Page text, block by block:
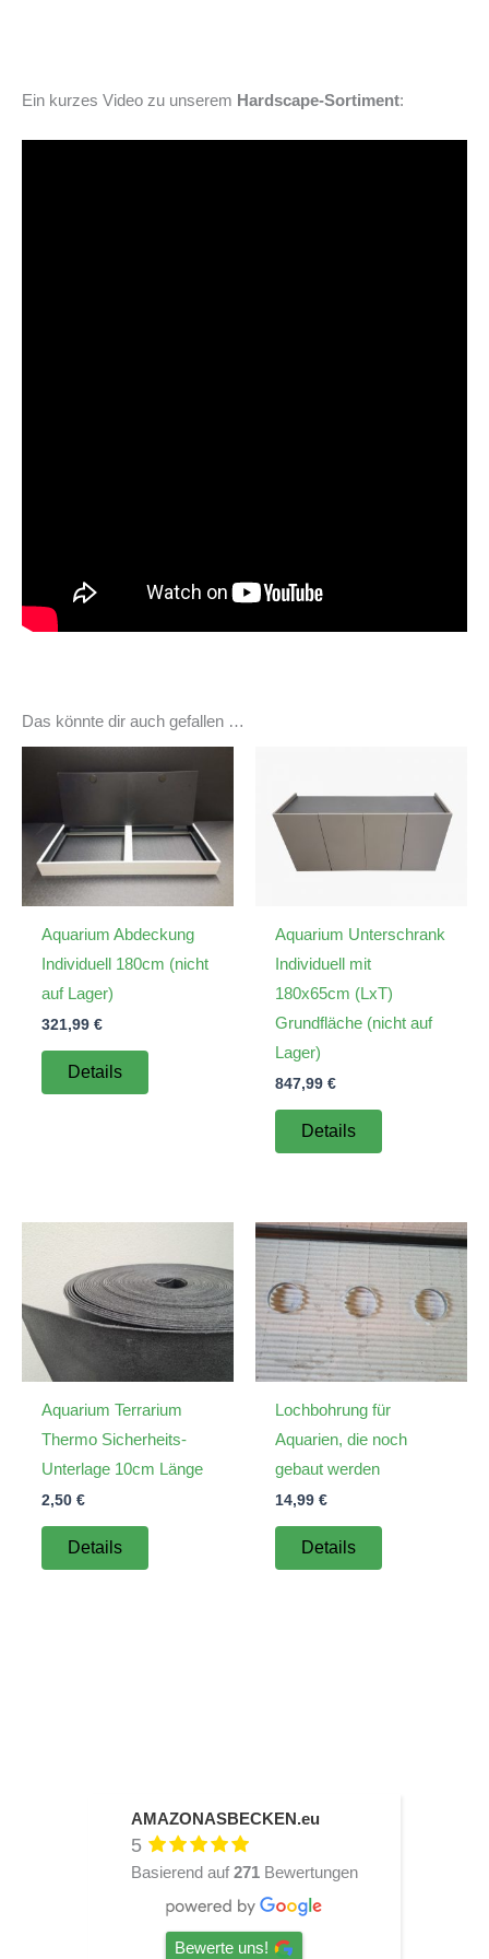
Ein kurzes Video zu unserem Hardscape-Sortiment:
Das könnte dir auch gefallen …
Aquarium Abdeckung
Individuell 180cm (nicht
auf Lager)
321,99 €
Details
Aquarium Unterschrank
Individuell mit
180x65cm (LxT)
Grundfläche (nicht auf
Lager)
847,99 €
Details
Aquarium Terrarium
Thermo Sicherheits-
Unterlage 10cm Länge
2,50 €
Details
Lochbohrung für
Aquarien, die noch
gebaut werden
14,99 €
Details
AMAZONASBECKEN.eu
5
Basierend auf 271 Bewertungen
Bewerte uns!